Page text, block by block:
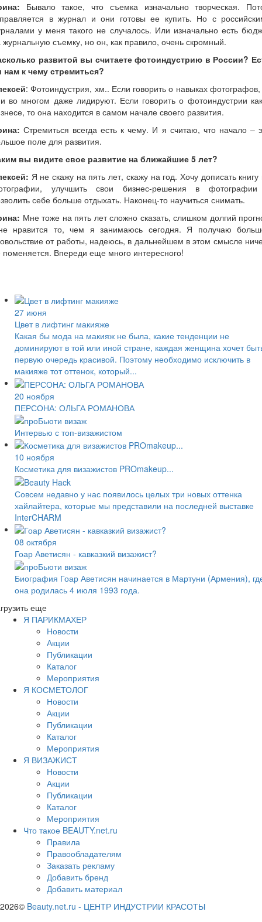
Бывало такое, что съемка изначально творческая.
в журнал и они готовы ее купить. Но с
у меня такого не случалось. Или изначально есть
журнальную съемку, но он, как правило, очень скромный.
развитой вы считаете фотоиндустрию в России?
нам к чему стремиться?
: Фотоиндустрия, хм.. Если говорить о навыках фотографов,
во многом даже лидируют. Если говорить о фотоиндустрии
то она находится в самом начале своего развития.
Стремиться всегда есть к чему. И я считаю, что начало –
поле для развития.
вы видите свое развитие на ближайшие 5 лет?
Я не скажу на пять лет, скажу на год. Хочу дописать книгу
улучшить свои бизнес-решения в
себе больше отдыхать. Наконец-то научиться снимать.
Мне тоже на пять лет сложно сказать, слишком долгий
нравится то, чем я занимаюсь сегодня. Я получаю
от работы, надеюсь, в дальнейшем в этом смысле
поменяется. Впереди еще много интересного!
27 июня
Цвет в лифтинг макияже
Какая бы мода на макияж не была, какие тенденции не
доминируют в той или иной стране, каждая женщина хочет
первую очередь красивой. Поэтому необходимо исключить в
макияже тот оттенок, который...
20 ноября
ПЕРСОНА: ОЛЬГА РОМАНОВА
Интервью с топ-визажистом
10 ноября
Косметика для визажистов PROmakeup...
Совсем недавно у нас появилось целых три новых оттенка
хайлайтера, которые мы представили на последней выставке
InterCHARM
08 октября
Гоар Аветисян - кавказкий визажист?
Биография Гоар Аветисян начинается в Мартуни (Армения),
она родилась 4 июля 1993 года.
еще
Я ПАРИКМАХЕР
Новости
Акции
Публикации
Каталог
Мероприятия
Я КОСМЕТОЛОГ
Новости
Акции
Публикации
Каталог
Мероприятия
Я ВИЗАЖИСТ
Новости
Акции
Публикации
Каталог
Мероприятия
Что такое BEAUTY.net.ru
Правила
Правообладателям
Заказать рекламу
Добавить бренд
Добавить материал
2026© Beauty.net.ru - ЦЕНТР ИНДУСТРИИ КРАСОТЫ